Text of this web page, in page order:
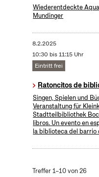
Wiederentdeckte
Mundinger
8.2.2025
10:30 bis 11:15 Uhr
Eintritt frei
Ratoncitos de
Singen, Spielen und
Veranstaltung für
Stadtteilbibliothek
libros. Un evento en
la biblioteca del barrio
Treffer 1–10 von 26